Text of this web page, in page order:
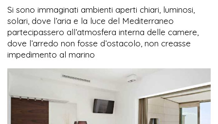
Si sono immaginati ambienti aperti chiari, luminosi,
solari, dove l’aria e la luce del Mediterraneo
partecipassero all’atmosfera interna delle camere,
dove l’arredo non fosse d’ostacolo, non creasse
impedimento al marino